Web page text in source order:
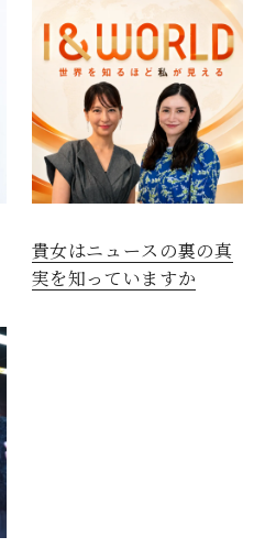
貴女はニュースの裏の真
実を知っていますか